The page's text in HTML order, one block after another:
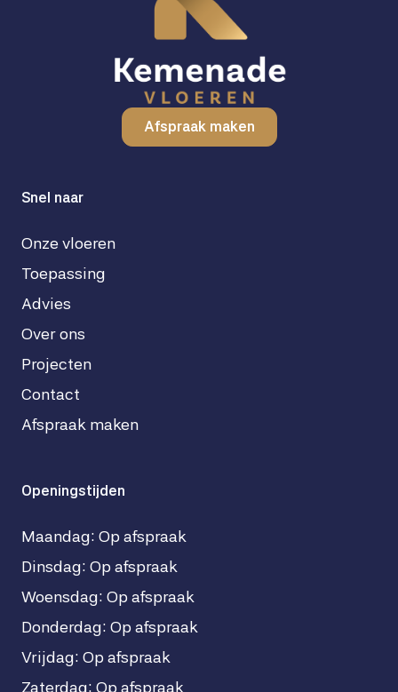
Afspraak maken
Snel naar
Onze vloeren
Toepassing
Advies
Over ons
Projecten
Contact
Afspraak maken
Openingstijden
Maandag: Op afspraak
Dinsdag: Op afspraak
Woensdag: Op afspraak
Donderdag: Op afspraak
Vrijdag: Op afspraak
Zaterdag: Op afspraak